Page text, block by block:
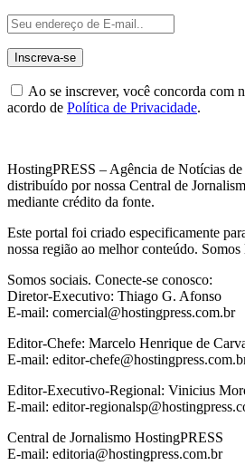
Ao se inscrever, você concorda com
acordo de Política de Privacidade.
HostingPRESS – Agência de Notícias
distribuído por nossa Central de
mediante crédito da fonte.
Este portal foi criado especificamente
nossa região ao melhor conteúdo.
Somos sociais. Conecte-se conosco:
Diretor-Executivo: Thiago G. Afonso
E-mail: comercial@hostingpress.com.br
Editor-Chefe: Marcelo Henrique de
E-mail: editor-
Editor-Executivo-Regional: Vinicius
E-mail: editor-
Central de Jornalismo HostingPRESS
E-mail: editoria@hostingpress.com.br